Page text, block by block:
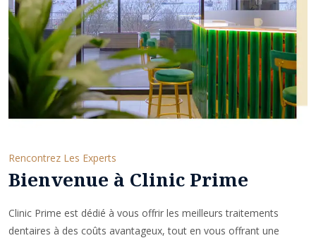
Rencontrez Les Experts
Bienvenue à Clinic Prime
Clinic Prime est dédié à vous offrir les meilleurs traitements
dentaires à des coûts avantageux, tout en vous offrant une